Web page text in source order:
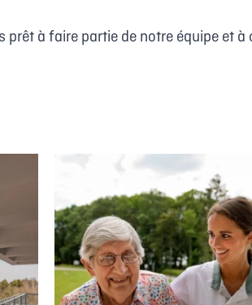
à faire partie de notre équipe et